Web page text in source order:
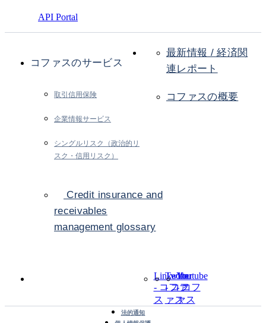
API Portal
コファスのサービス
取引信用保険
企業情報サービス
シングルリスク（政治的リ
スク・信用リスク）
最新情報 / 経済関
連レポート
コファスの概要
Credit insurance and
receivables
management glossary
LinkedIn
- コファ
ス
Twitter
- コフ
ァス
Youtube
- コフ
ァス
法的通知